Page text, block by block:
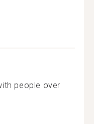
people over